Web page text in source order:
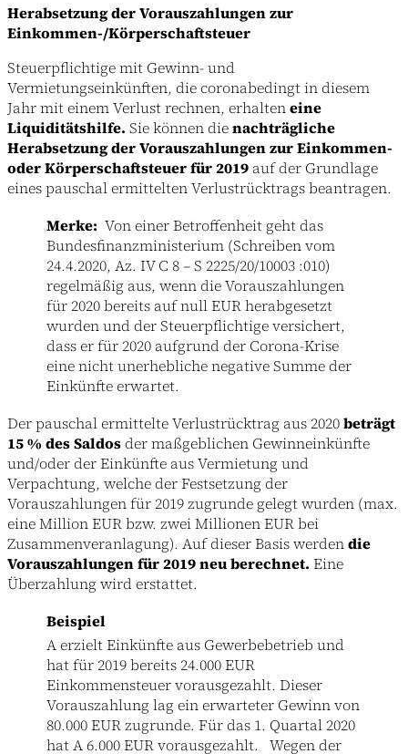
Herabsetzung der Vorauszahlungen zur
Einkommen-/Körperschaftsteuer
Steuerpflichtige mit Gewinn- und
Vermietungseinkünften, die coronabedingt in diesem
Jahr mit einem Verlust rechnen, erhalteneine
Liquiditätshilfe. Sie können dienachträgliche
Herabsetzung der Vorauszahlungen zur Einkommen-
oder Körperschaftsteuer für 2019 auf der Grundlage
eines pauschal ermittelten Verlustrücktrags beantragen.
Merke: Von einer Betroffenheit geht das
Bundesfinanzministerium (Schreiben vom
24.4.2020, Az. IV C 8 – S 2225/20/10003 :010)
regelmäßig aus, wenn die Vorauszahlungen
für 2020 bereits auf null EUR herabgesetzt
wurden und der Steuerpflichtige versichert,
dass er für 2020 aufgrund der Corona-Krise
eine nicht unerhebliche negative Summe der
Einkünfte erwartet.
Der pauschal ermittelte Verlustrücktrag aus 2020beträgt
15 % des Saldos der maßgeblichen Gewinneinkünfte
und/oder der Einkünfte aus Vermietung und
Verpachtung, welche der Festsetzung der
Vorauszahlungen für 2019 zugrunde gelegt wurden (max.
eine Million EUR bzw. zwei Millionen EUR bei
Zusammenveranlagung). Auf dieser Basis werdendie
Vorauszahlungen für 2019 neu berechnet. Eine
Überzahlung wird erstattet.
Beispiel
A erzielt Einkünfte aus Gewerbebetrieb und
hat für 2019 bereits 24.000 EUR
Einkommensteuer vorausgezahlt. Dieser
Vorauszahlung lag ein erwarteter Gewinn von
80.000 EUR zugrunde. Für das 1. Quartal 2020
hat A 6.000 EUR vorausgezahlt. Wegen der